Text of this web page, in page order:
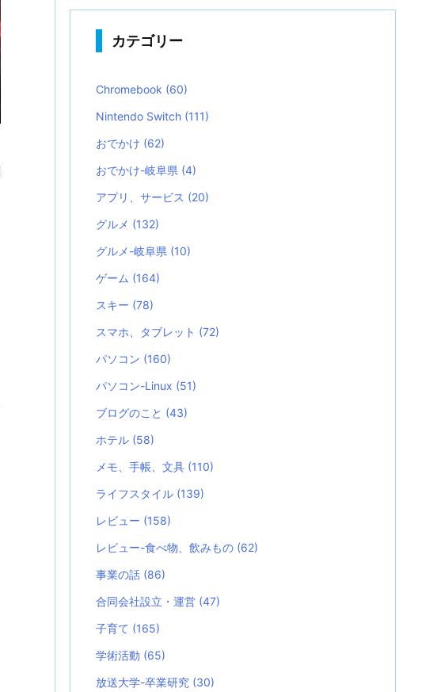
カテゴリー
Chromebook (60)
Nintendo Switch (111)
おでかけ (62)
おでかけ-岐阜県 (4)
アプリ、サービス (20)
グルメ (132)
グルメ-岐阜県 (10)
ゲーム (164)
スキー (78)
スマホ、タブレット (72)
パソコン (160)
パソコン-Linux (51)
ブログのこと (43)
ホテル (58)
メモ、手帳、文具 (110)
ライフスタイル (139)
レビュー (158)
レビュー-食べ物、飲みもの (62)
事業の話 (86)
合同会社設立・運営 (47)
子育て (165)
学術活動 (65)
放送大学-卒業研究 (30)